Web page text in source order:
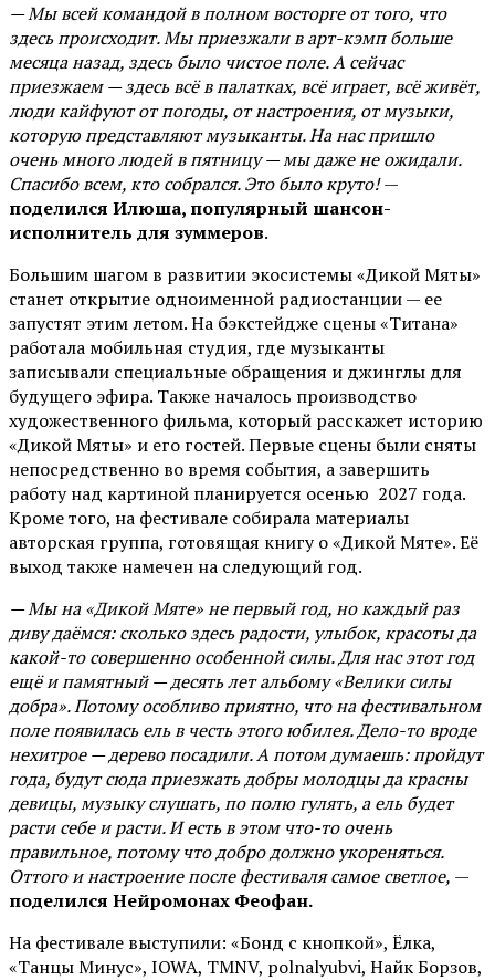
— Мы всей командой в полном восторге от того, что
здесь происходит. Мы приезжали в арт-кэмп больше
месяца назад, здесь было чистое поле. А сейчас
приезжаем — здесь всё в палатках, всё играет, всё живёт,
люди кайфуют от погоды, от настроения, от музыки,
которую представляют музыканты. На нас пришло
очень много людей в пятницу — мы даже не ожидали.
Спасибо всем, кто собрался. Это было круто!—
поделился Илюша, популярный шансон-
исполнитель для зуммеров.
Большим шагом в развитии экосистемы «Дикой Мяты»
станет открытие одноименной радиостанции — ее
запустят этим летом. На бэкстейдже сцены «Титана»
работала мобильная студия, где музыканты
записывали специальные обращения и джинглы для
будущего эфира. Также началось производство
художественного фильма, который расскажет историю
«Дикой Мяты» и его гостей. Первые сцены были сняты
непосредственно во время события, а завершить
работу над картиной планируется осенью 2027 года.
Кроме того, на фестивале собирала материалы
авторская группа, готовящая книгу о «Дикой Мяте». Её
выход также намечен на следующий год.
— Мы на «Дикой Мяте» не первый год, но каждый раз
диву даёмся: сколько здесь радости, улыбок, красоты да
какой-то совершенно особенной силы. Для нас этот год
ещё и памятный — десять лет альбому «Велики силы
добра». Потому особливо приятно, что на фестивальном
поле появилась ель в честь этого юбилея. Дело-то вроде
нехитрое — дерево посадили. А потом думаешь: пройдут
года, будут сюда приезжать добры молодцы да красны
девицы, музыку слушать, по полю гулять, а ель будет
расти себе и расти. И есть в этом что-то очень
правильное, потому что добро должно укореняться.
Оттого и настроение после фестиваля самое светлое, —
поделился Нейромонах Феофан.
На фестивале выступили: «Бонд с кнопкой», Ёлка,
«Танцы Минус», IOWA, TMNV, polnalyubvi, Найк Борзов,